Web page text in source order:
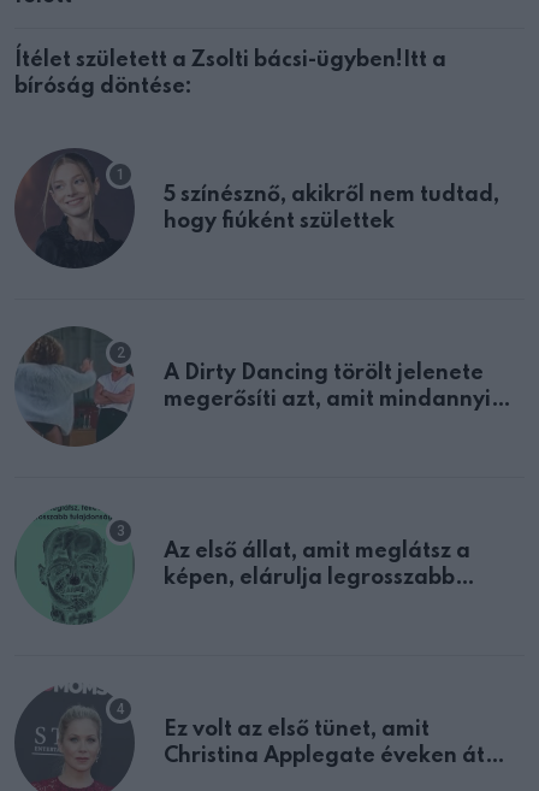
Ítélet született a Zsolti bácsi-ügyben!Itt a
bíróság döntése:
5 színésznő, akikről nem tudtad,
hogy fiúként születtek
A Dirty Dancing törölt jelenete
megerősíti azt, amit mindannyian
Az első állat, amit meglátsz a
képen, elárulja legrosszabb
Ez volt az első tünet, amit
Christina Applegate éveken át